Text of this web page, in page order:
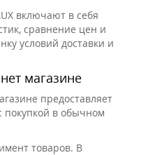
включают в себя
сравнение цен и
условий доставки и
магазине
предоставляет
в обычном
товаров. В